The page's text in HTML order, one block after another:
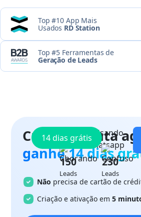
Top #10 App Mais
Usados RD Station
Top #5 Ferramentas de
Geração de Leads
Crie sua conta
ganhe 14 dias
Não precisa de cartão de
Criação e ativação em 5
150
Leads
230
Leads
14 dias grátis